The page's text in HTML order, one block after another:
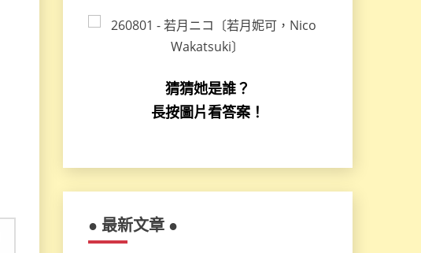
猜猜她是誰？
長按圖片看答案！
● 最新文章 ●